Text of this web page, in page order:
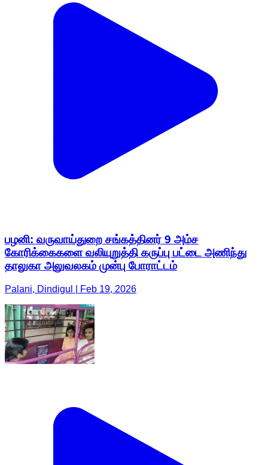
பழனி: வருவாய்துறை சங்கத்தினர் 9 அம்ச
கோரிக்கைகளை வலியுறுத்தி கருப்பு பட்டை அணிந்து
தாலுகா அலுவலகம் முன்பு போராட்டம்
Palani, Dindigul | Feb 19, 2026